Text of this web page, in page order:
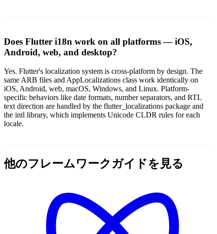
Does Flutter i18n work on all platforms — iOS,
Android, web, and desktop?
Yes. Flutter's localization system is cross-platform by design. The
same ARB files and AppLocalizations class work identically on
iOS, Android, web, macOS, Windows, and Linux. Platform-
specific behaviors like date formats, number separators, and RTL
text direction are handled by the flutter_localizations package and
the intl library, which implements Unicode CLDR rules for each
locale.
他のフレームワークガイドを見る